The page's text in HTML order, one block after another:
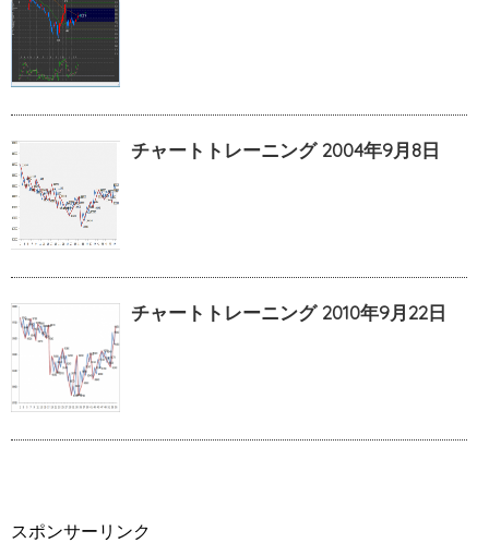
チャートトレーニング 2004年9月8日
チャートトレーニング 2010年9月22日
スポンサーリンク